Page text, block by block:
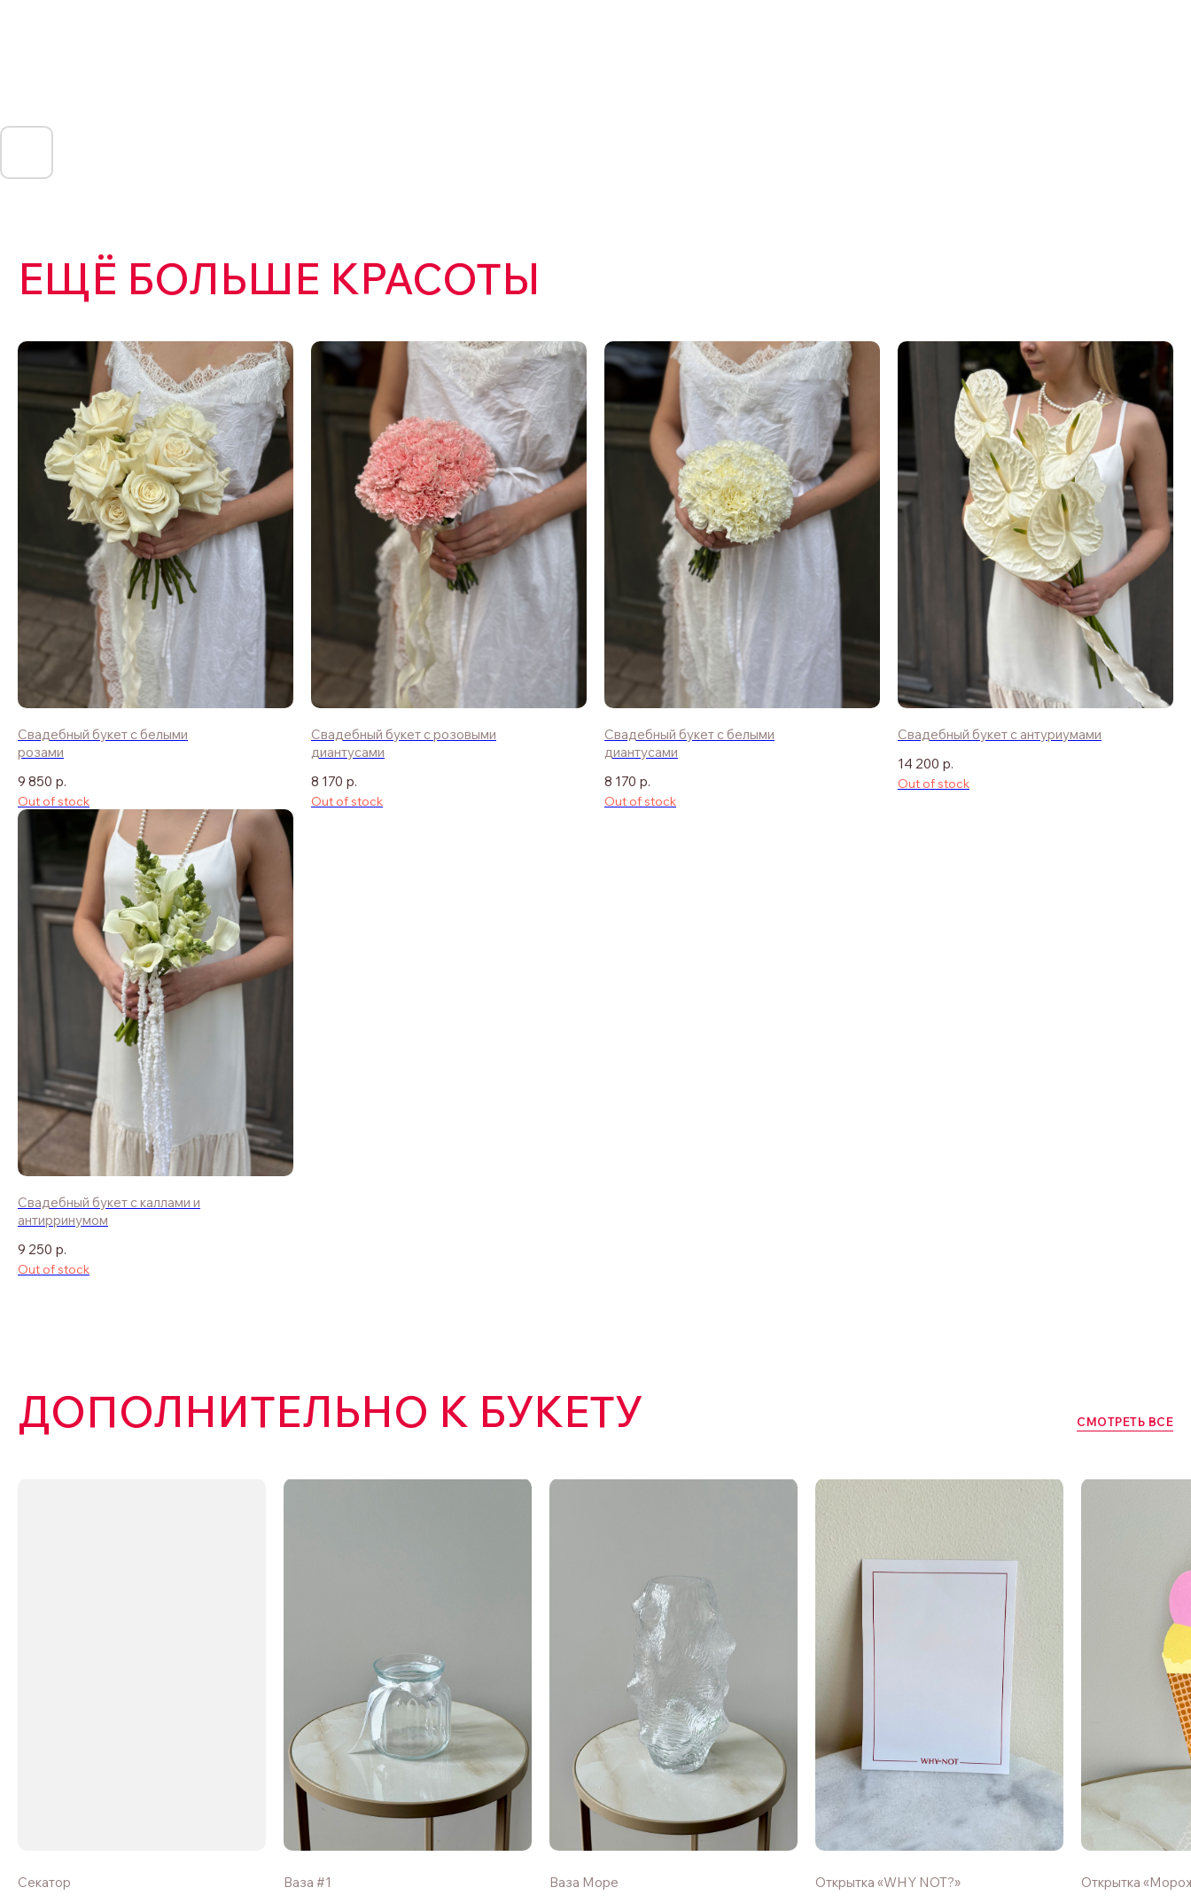
ЕЩЁ БОЛЬШЕ КРАСОТЫ
Свадебный букет с белыми
розами
9 850 р.
Out of stock
Свадебный букет с розовыми
диантусами
8 170 р.
Out of stock
Свадебный букет с белыми
диантусами
8 170 р.
Out of stock
Свадебный букет с антуриумами
14 200 р.
Out of stock
Свадебный букет с каллами и
антирринумом
9 250 р.
Out of stock
ДОПОЛНИТЕЛЬНО К БУКЕТУ СМОТРЕТЬ ВСЕ
Открытка «WHY NOT?»
Открытка
Ваза #1
Ваза Море
Секатор